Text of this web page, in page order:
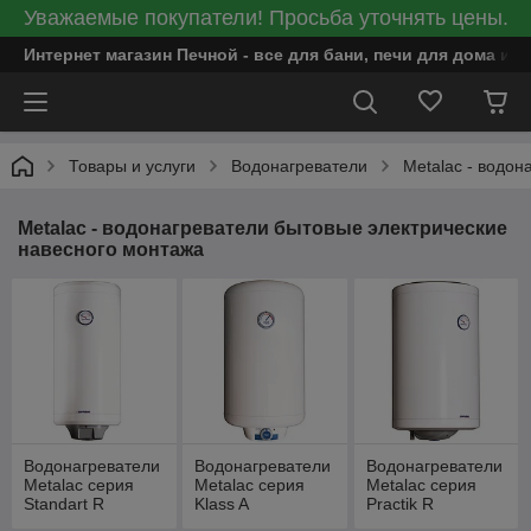
Уважаемые покупатели! Просьба уточнять цены.
Интернет магазин Печной - все для бани, печи для дома и
Товары и услуги Водонагреватели Metalac -
Metalac - водонагреватели бытовые электрические
навесного монтажа
Водонагреватели
Metalac серия
Standart R
Водонагреватели
Metalac серия
Klass A
Водонагреватели
Metalac серия
Practik R